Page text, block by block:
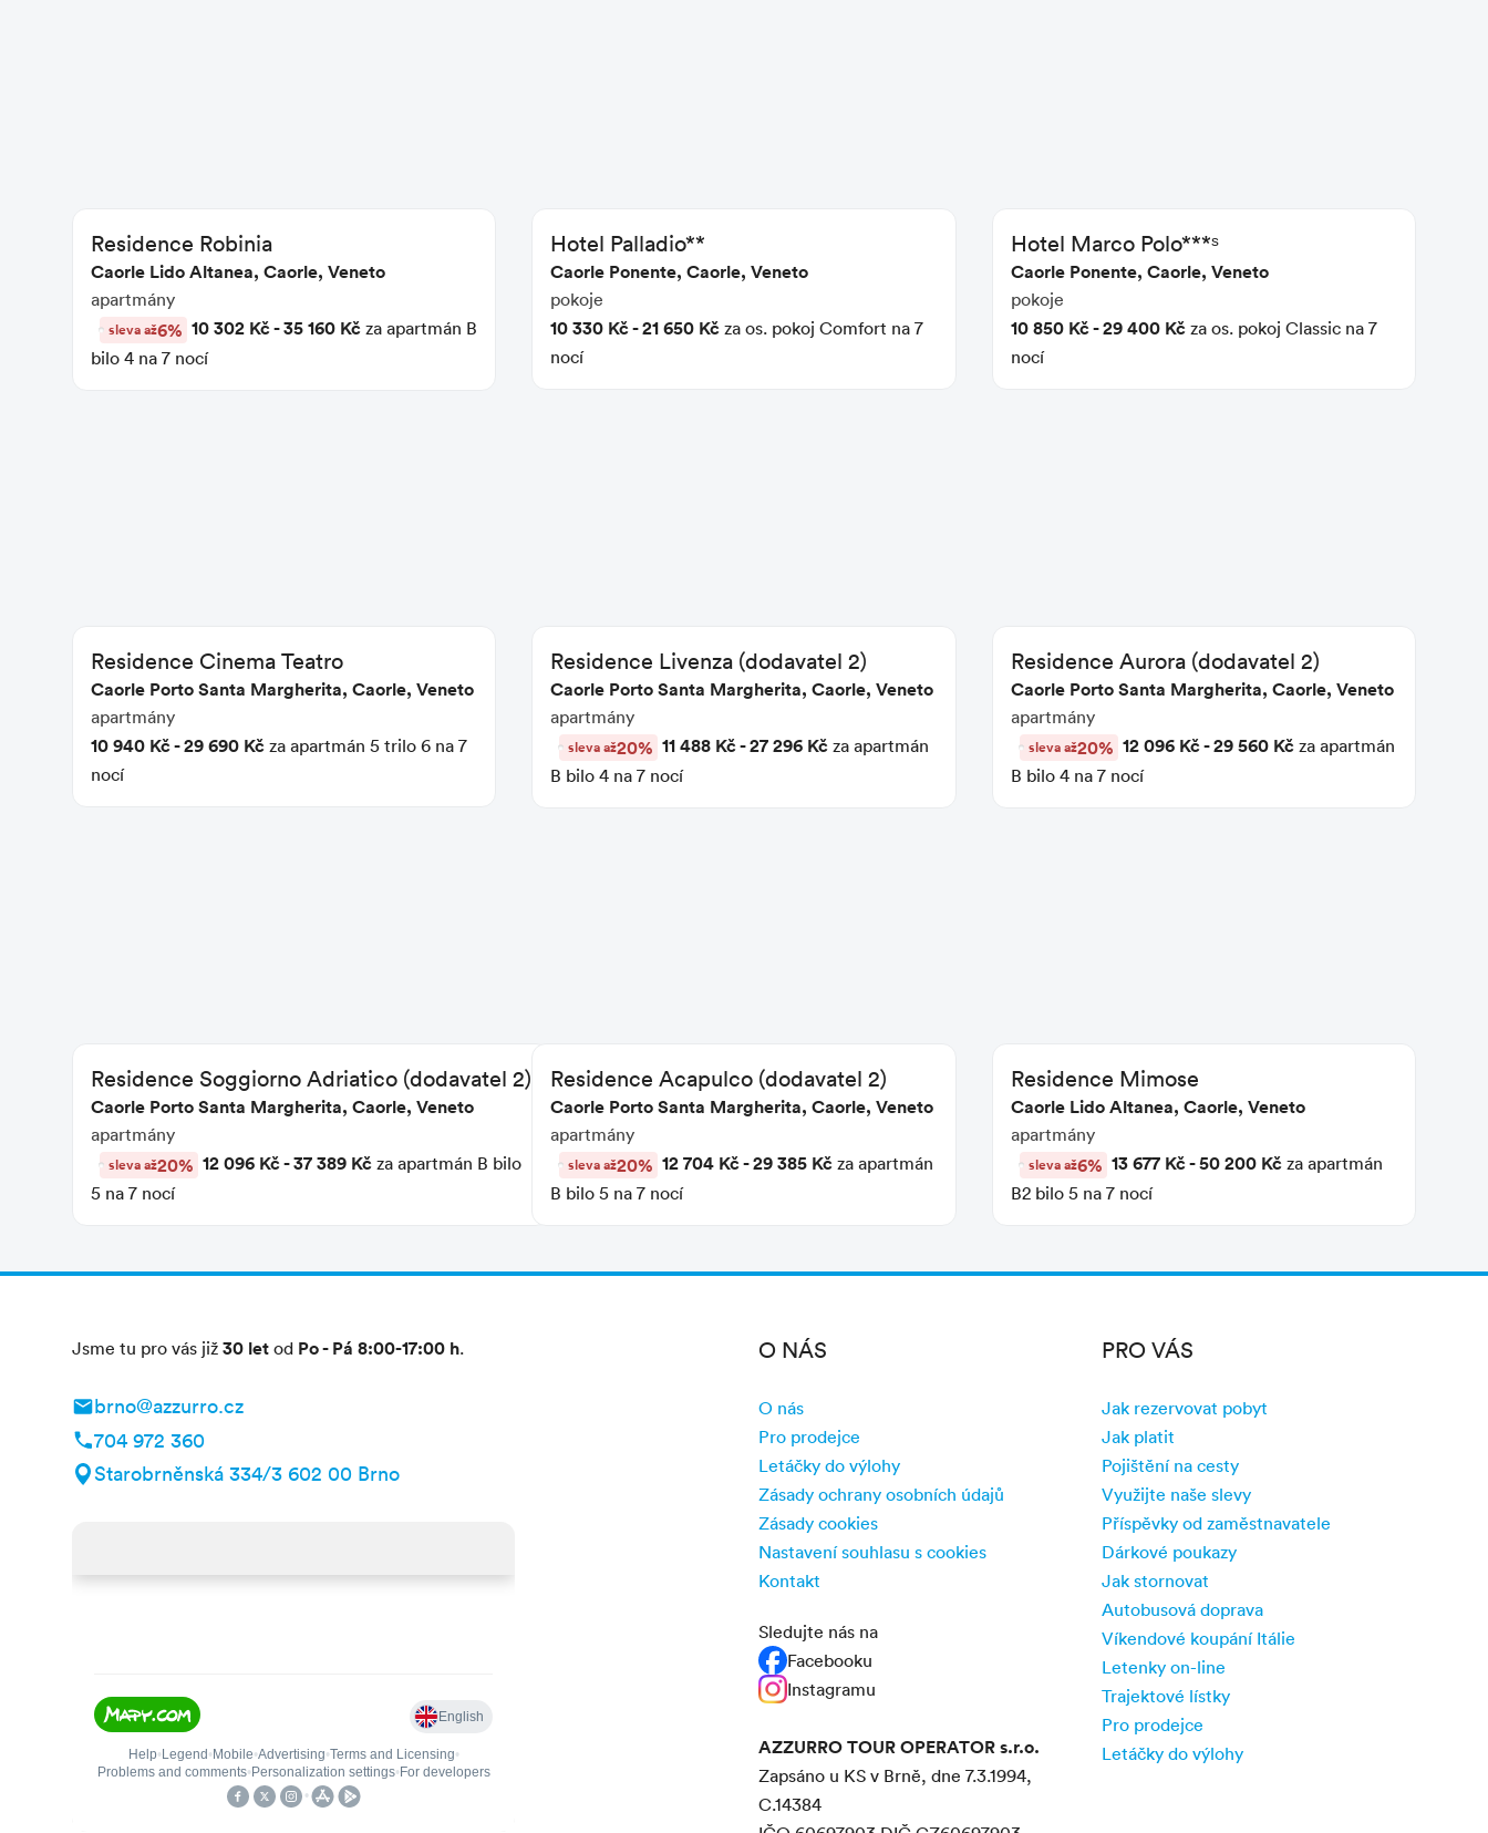
Residence Robinia
Caorle Lido Altanea, Caorle, Veneto
apartmány
sleva až6% 10 302 Kč - 35 160 Kč za apartmán B
bilo 4 na 7 nocí
Hotel Palladio**
Caorle Ponente, Caorle, Veneto
pokoje
10 330 Kč - 21 650 Kč za os. pokoj Comfort na 7
nocí
Hotel Marco Polo***ˢ
Caorle Ponente, Caorle, Veneto
pokoje
10 850 Kč - 29 400 Kčza os. pokoj Classic na 7
nocí
Residence Cinema Teatro
Caorle Porto Santa Margherita, Caorle, Veneto
apartmány
10 940 Kč - 29 690 Kč za apartmán 5 trilo 6 na 7
nocí
Residence Livenza (dodavatel 2)
Caorle Porto Santa Margherita, Caorle, Veneto
apartmány
sleva až20% 11 488 Kč - 27 296 Kč za apartmán
B bilo 4 na 7 nocí
Residence Aurora (dodavatel 2)
Caorle Porto Santa Margherita, Caorle, Veneto
apartmány
sleva až20% 12 096 Kč - 29 560 Kčza apartmán
B bilo 4 na 7 nocí
Residence Soggiorno Adriatico (dodavatel 2)
Caorle Porto Santa Margherita, Caorle, Veneto
apartmány
sleva až20% 12 096 Kč - 37 389 Kč za apartmán B bilo
5 na 7 nocí
Residence Acapulco (dodavatel 2)
Caorle Porto Santa Margherita, Caorle, Veneto
apartmány
sleva až20% 12 704 Kč - 29 385 Kč za apartmán
B bilo 5 na 7 nocí
Residence Mimose
Caorle Lido Altanea, Caorle, Veneto
apartmány
sleva až6% 13 677 Kč - 50 200 Kčza apartmán
B2 bilo 5 na 7 nocí
« 2 »
Počet vyhledaných: 17 ubytovacích kapacit
Jsme tu pro vás již 30 let od Po - Pá 8:00-17:00 h.
brno@azzurro.cz
704 972 360
Starobrněnská 334/3 602 00 Brno
O NÁS
O nás
Pro prodejce
Letáčky do výlohy
Zásady ochrany osobních údajů
Zásady cookies
Nastavení souhlasu s cookies
Kontakt
Sledujte nás na
Facebooku
Instagramu
AZZURRO TOUR OPERATOR s.r.o.
Zapsáno u KS v Brně, dne 7.3.1994,
C.14384
PRO VÁS
Jak rezervovat pobyt
Jak platit
Pojištění na cesty
Využijte naše slevy
Příspěvky od zaměstnavatele
Dárkové poukazy
Jak stornovat
Autobusová doprava
Víkendové koupání Itálie
Letenky on-line
Trajektové lístky
Pro prodejce
Letáčky do výlohy